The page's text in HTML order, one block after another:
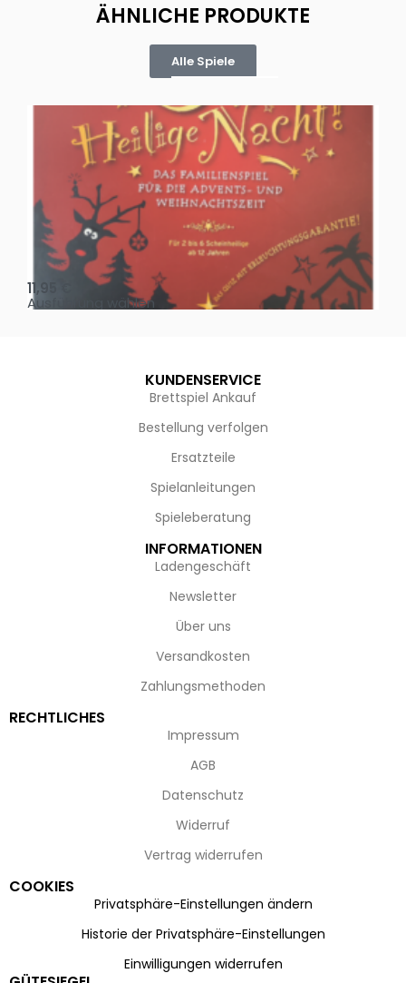
ÄHNLICHE PRODUKTE
Alle Spiele
Oh, heilige Nacht!
11,95
Ausführung wählen
KUNDENSERVICE
Brettspiel Ankauf
Bestellung verfolgen
Ersatzteile
Spielanleitungen
Spieleberatung
INFORMATIONEN
Ladengeschäft
Newsletter
Über uns
Versandkosten
Zahlungsmethoden
RECHTLICHES
Impressum
AGB
Datenschutz
Widerruf
Vertrag widerrufen
COOKIES
Privatsphäre-Einstellungen ändern
Historie der Privatsphäre-Einstellungen
Einwilligungen widerrufen